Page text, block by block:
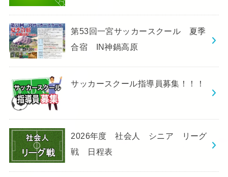
第53回一宮サッカースクール 夏季
合宿 IN神鍋高原
サッカースクール指導員募集！！！
2026年度 社会人 シニア リーグ
戦 日程表